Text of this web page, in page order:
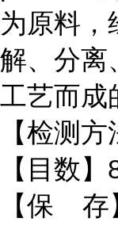
为原料，
解、分离
工艺而成
【检测
【目数
【保 存